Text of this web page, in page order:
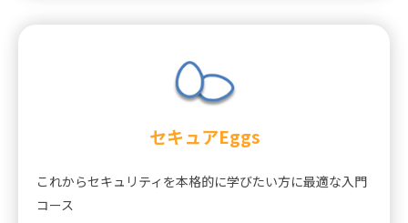
セキュアEggs
これからセキュリティを本格的に学びたい方に最適な入門
コース